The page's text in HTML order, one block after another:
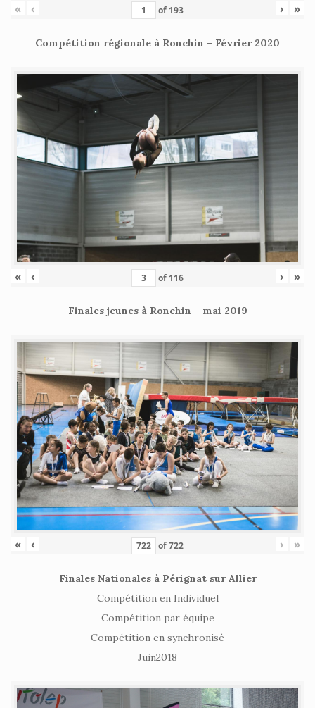
« ‹ of 193 › »
Compétition régionale à Ronchin – Février 2020
« ‹ of 116 › »
Finales jeunes à Ronchin – mai 2019
« ‹ of722 › »
Finales Nationales à Pérignat sur Allier
Compétition en Individuel
Compétition par équipe
Compétition en synchronisé
Juin2018